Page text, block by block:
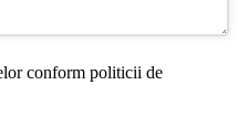
conform politicii de